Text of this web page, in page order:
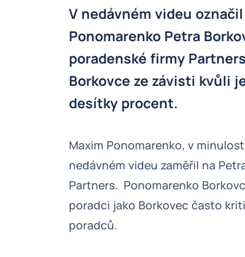
V nedávném videu
Ponomarenko Petra
poradenské firmy
Borkovce ze závisti kvůli
desítky procent.
Maxim Ponomarenko, v
nedávném videu zaměřil na
Partners. Ponomarenko
poradci jako Borkovec často
poradců.